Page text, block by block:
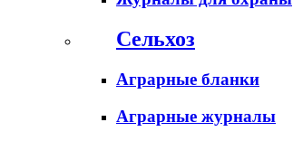
Сельхоз
Аграрные бланки
Аграрные журналы